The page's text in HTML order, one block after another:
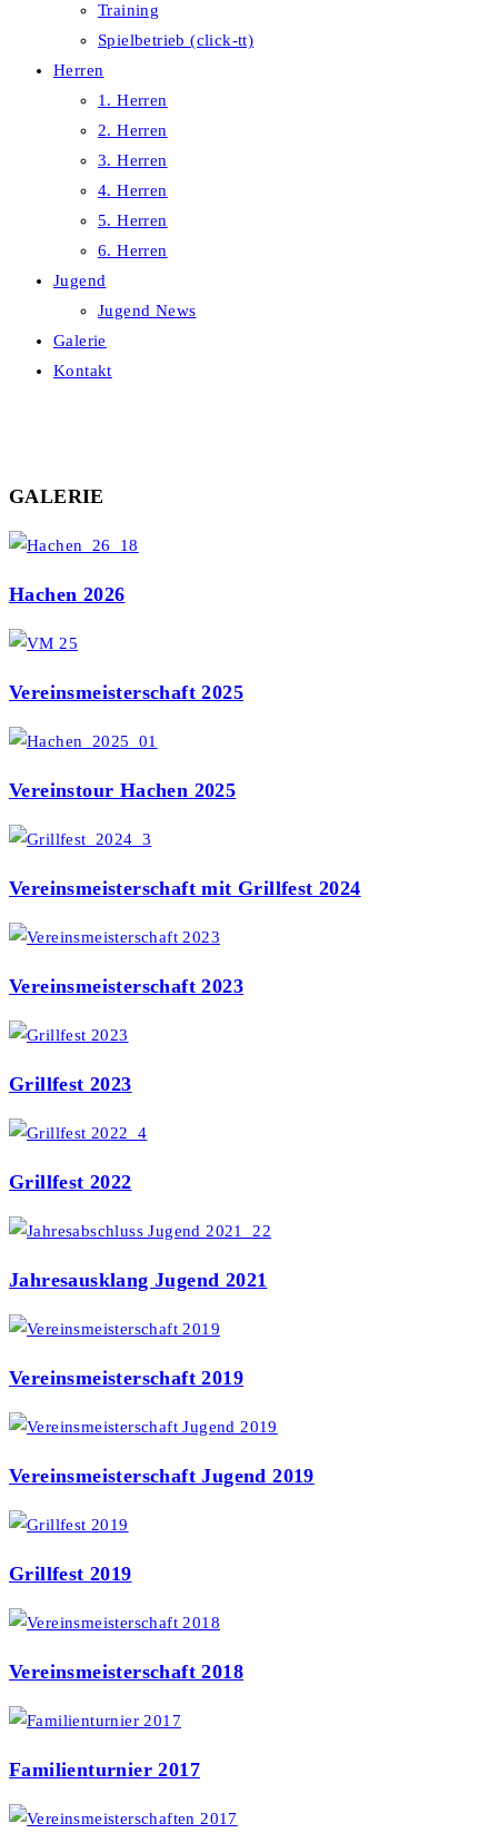
Training
Spielbetrieb (click-tt)
Herren
1. Herren
2. Herren
3. Herren
4. Herren
5. Herren
6. Herren
Jugend
Jugend News
Galerie
Kontakt
GALERIE
Hachen 2026
Vereinsmeisterschaft 2025
Vereinstour Hachen 2025
Vereinsmeisterschaft mit Grillfest 2024
Vereinsmeisterschaft 2023
Grillfest 2023
Grillfest 2022
Jahresausklang Jugend 2021
Vereinsmeisterschaft 2019
Vereinsmeisterschaft Jugend 2019
Grillfest 2019
Vereinsmeisterschaft 2018
Familienturnier 2017